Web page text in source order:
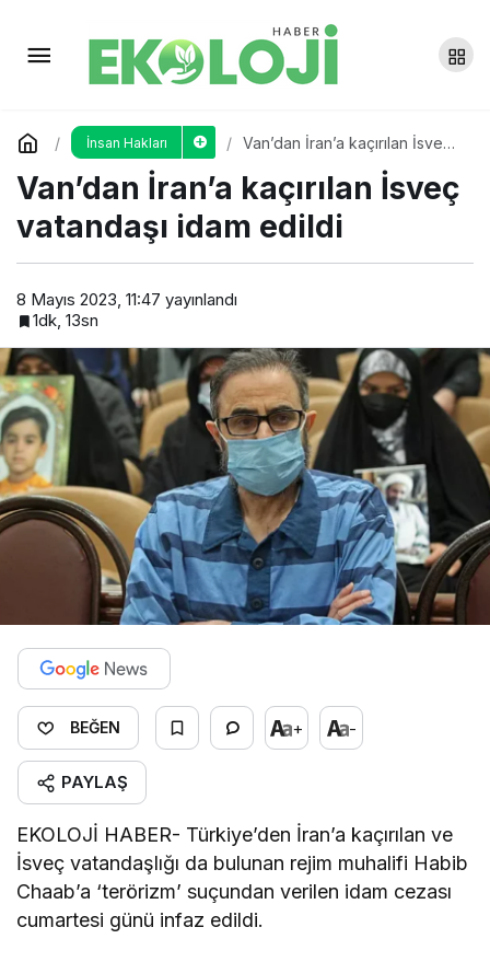
İnsan Hakları
Van’dan İran’a kaçırılan İsveç
Van’dan İran’a kaçırılan İsveç
vatandaşı idam edildi
8 Mayıs 2023, 11:47 yayınlandı
1dk, 13sn
BEĞEN + -
PAYLAŞ
EKOLOJİ HABER- Türkiye’den İran’a kaçırılan ve
İsveç vatandaşlığı da bulunan rejim muhalifi Habib
Chaab’a ‘terörizm’ suçundan verilen idam cezası
cumartesi günü infaz edildi.
DFG: Nisan’da 27 gözaltı, 5
tutuklama
Yorum Yap Paylaş